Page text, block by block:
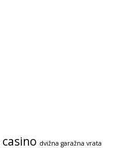
casino dvižna garažna vrata